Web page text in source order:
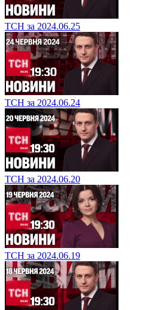
ТСН за 2024.06.25
ТСН за 2024.06.24
ТСН за 2024.06.20
ТСН за 2024.06.19